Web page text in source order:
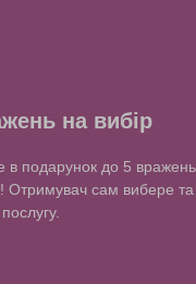
на вибір
в подарунок до 5
Отримувач сам вибере та